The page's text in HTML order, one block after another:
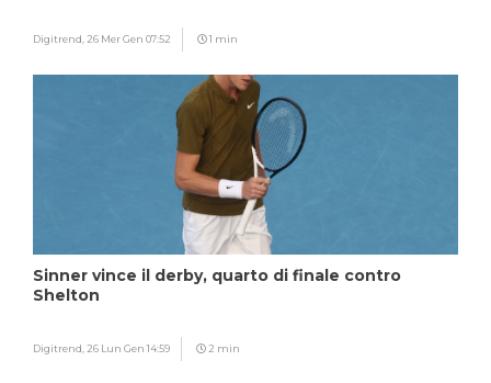
Digitrend, 26 Mer Gen 07:52 1 min
Sinner vince il derby, quarto di finale contro
Shelton
Digitrend, 26 Lun Gen 14:59 2 min